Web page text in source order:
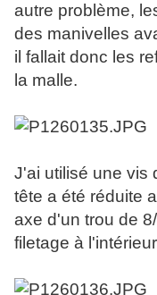
autre problème,
des manivelles
il fallait donc les
la malle.
J'ai utilisé une vis
tête a été réduite
axe d'un trou de
filetage à